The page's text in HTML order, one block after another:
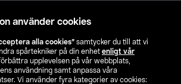
använder cookies
alla cookies” samtycker du till att vi
spårtekniker på din enhet enligt vår
upplevelsen på vår webbplats,
användning samt anpassa våra
Vi använder fyra kategorier av cookies:
Hitta butik